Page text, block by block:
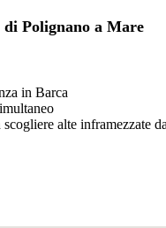
Polignano a Mare
in Barca
alte inframezzate